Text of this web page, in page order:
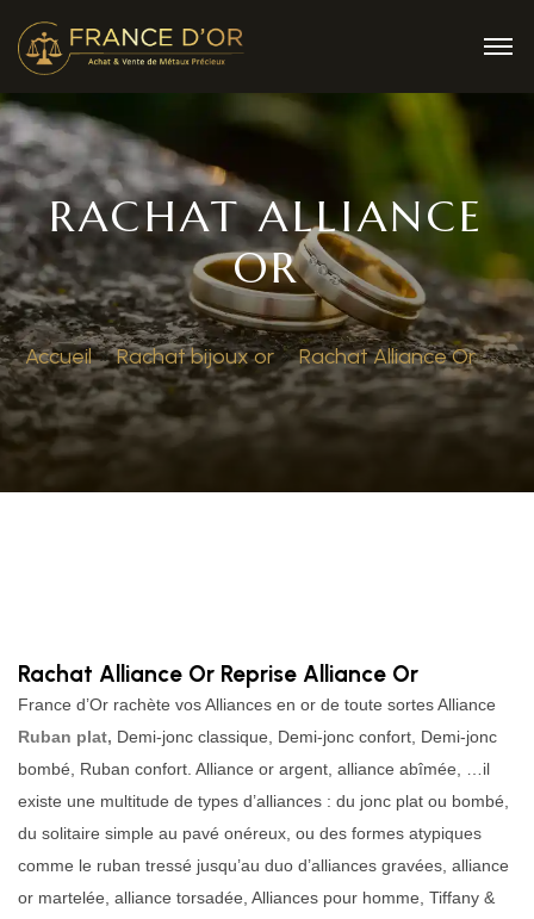
RACHAT ALLIANCE
OR
Accueil » Rachat bijoux or » Rachat Alliance Or
Rachat Alliance Or Reprise Alliance Or
France d’Or rachète vos Alliances en or de toute sortes Alliance
Ruban plat, Demi-jonc classique, Demi-jonc confort, Demi-jonc
bombé, Ruban confort. Alliance or argent, alliance abîmée, …il
existe une multitude de types d’alliances : du jonc plat ou bombé,
du solitaire simple au pavé onéreux, ou des formes atypiques
comme le ruban tressé jusqu’au duo d’alliances gravées, alliance
or martelée, alliance torsadée, Alliances pour homme, Tiffany &